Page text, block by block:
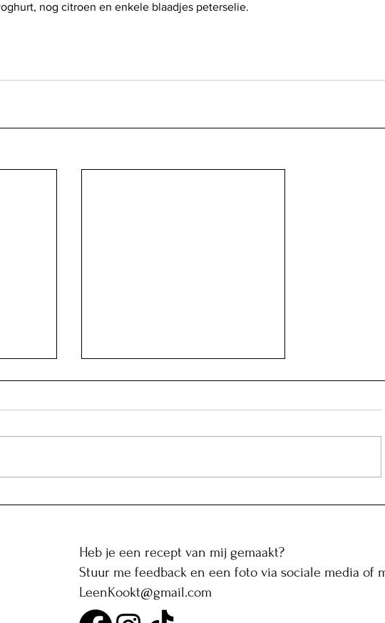
nog citroen en enkele blaadjes peterselie.
kipspiezen met saffraan
Heb je een recept van mij gemaakt?
Stuur me feedback en een foto via sociale media of
LeenKookt@gmail.com